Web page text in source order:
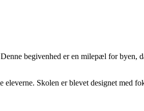
begivenhed er en milepæl for
Skolen er blevet designet med